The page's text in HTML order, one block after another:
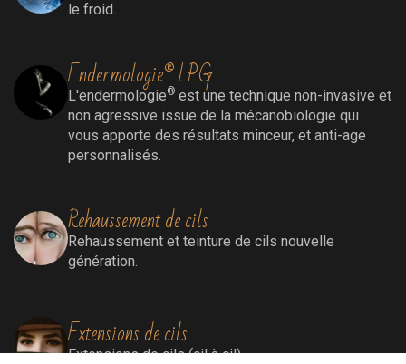
le froid.
Endermologie® LPG
L'endermologie® est une technique non-invasive et
non agressive issue de la mécanobiologie qui
vous apporte des résultats minceur, et anti-age
personnalisés.
Rehaussement de cils
Rehaussement et teinture de cils nouvelle
génération.
Extensions de cils
Extensions de cils (cil à cil)